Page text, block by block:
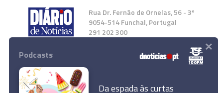
Rua Dr. Fernão de Ornelas, 56 - 3º
9054-514 Funchal, Portugal
291 202 300
Instale a nossa App
Podcasts
Da espada às curtas
×